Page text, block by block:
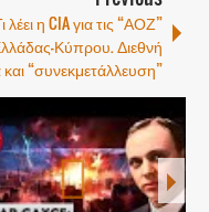
λέει η CIA για τις “ΑΟΖ”
Κύπρου. Διεθνή
“συνεκμετάλλευση”